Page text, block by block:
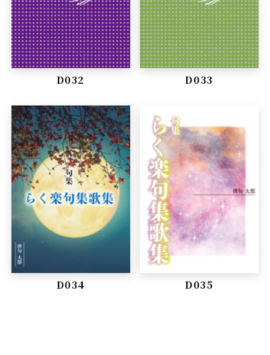
D032 D033
D034 D035